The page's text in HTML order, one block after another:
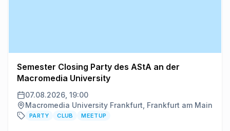
Semester Closing Party des AStA an der
Macromedia University
07.08.2026, 19:00
Macromedia University Frankfurt, Frankfurt am Main
PARTY CLUB MEETUP